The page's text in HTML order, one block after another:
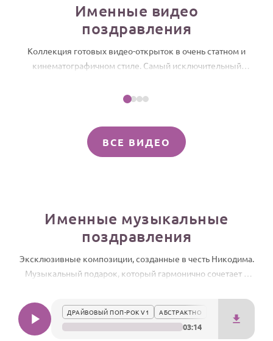
HOT
Календарь праздников
КОМУ
ПЕРСОНАЛЬНЫЕ
По именам
По годам
Именные видео
поздравления
Коллекция готовых видео-открыток в очень статном и
кинематографичном стиле. Самый исключительный
прямо сейчас, чтобы подчеркнуть его редкое имя и
признания.
Никодим, с Днем рождения! Именное слайд-шоу
Посмотреть пример
ВСЕ ВИДЕО
Именные музыкальные
поздравления
Эксклюзивные композиции, созданные в честь Никодима.
Музыкальный подарок, который гармонично сочетает в
личности, создавая особую атмосферу праздника.
ДРАЙВОВЫЙ ПОП-РОК V1 АБСТРАКТНО
03:14